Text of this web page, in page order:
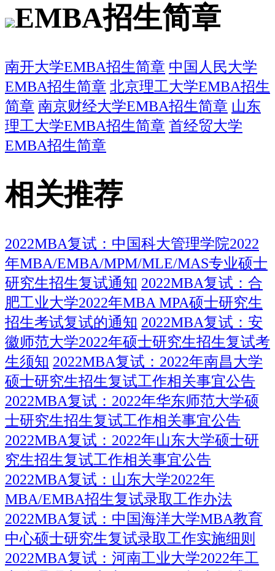
EMBA招生简章
南开大学EMBA招生简章 中国人民大学
EMBA招生简章 北京理工大学EMBA招生
简章 南京财经大学EMBA招生简章 山东
理工大学EMBA招生简章 首经贸大学
EMBA招生简章
相关推荐
2022MBA复试：中国科大管理学院2022
年MBA/EMBA/MPM/MLE/MAS专业硕士
研究生招生复试通知 2022MBA复试：合
肥工业大学2022年MBA MPA硕士研究生
招生考试复试的通知 2022MBA复试：安
徽师范大学2022年硕士研究生招生复试考
生须知 2022MBA复试：2022年南昌大学
硕士研究生招生复试工作相关事宜公告
2022MBA复试：2022年华东师范大学硕
士研究生招生复试工作相关事宜公告
2022MBA复试：2022年山东大学硕士研
究生招生复试工作相关事宜公告
2022MBA复试：山东大学2022年
MBA/EMBA招生复试录取工作办法
2022MBA复试：中国海洋大学MBA教育
中心硕士研究生复试录取工作实施细则
2022MBA复试：河南工业大学2022年工